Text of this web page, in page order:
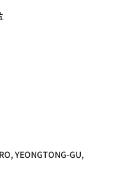
YEONGTONG-GU,